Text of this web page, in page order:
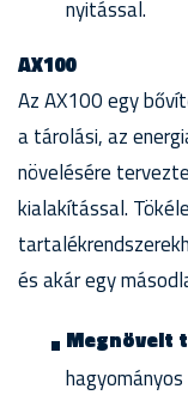
nyitással.
AX100
Az AX100 egy
a tárolási, az
növelésére
kialakítással.
és akár egy
Megnövelt